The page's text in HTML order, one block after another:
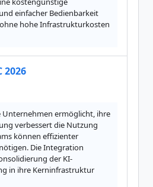
einfacher Bedienbarkeit
hohe Infrastrukturkosten
2026
Unternehmen ermöglicht, ihre
verbessert die Nutzung
können effizienter
Die Integration
der KI-
in ihre Kerninfrastruktur